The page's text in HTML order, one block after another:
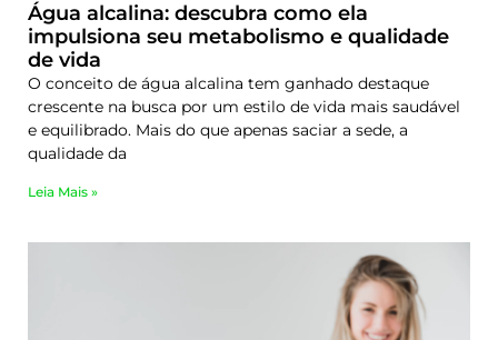
Água alcalina: descubra como ela
impulsiona seu metabolismo e qualidade
de vida
O conceito de água alcalina tem ganhado destaque
crescente na busca por um estilo de vida mais saudável
e equilibrado. Mais do que apenas saciar a sede, a
qualidade da
Leia Mais »